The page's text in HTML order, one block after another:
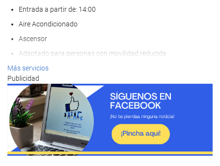
Entrada a partir de: 14:00
Aire Acondicionado
Ascensor
Adaptado para personas con movilidad reducida
Habitaciones No fumadores
No admite mascotas
Bienestar
Solarium
Spa
Bañera de hidromasaje
Más servicios
Publicidad